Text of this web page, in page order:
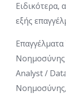
Ειδικότερα,
εξής
Analyst /